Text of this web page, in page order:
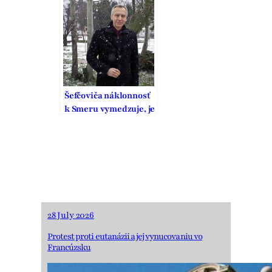
manželstva na
Slovensku
Šefčoviča náklonnosť
k Smeru vymedzuje, je
28 July 2026
Protest proti eutanázii a jej vynucovaniu vo
Francúzsku